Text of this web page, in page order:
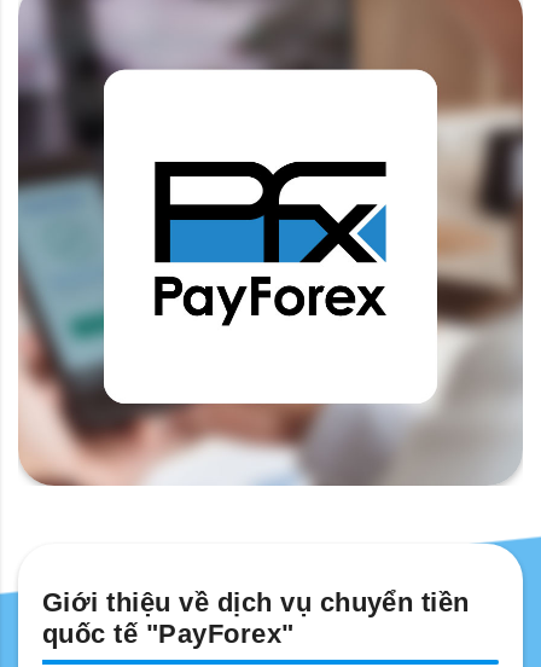
Giới thiệu về dịch vụ chuyển tiền
quốc tế "PayForex"